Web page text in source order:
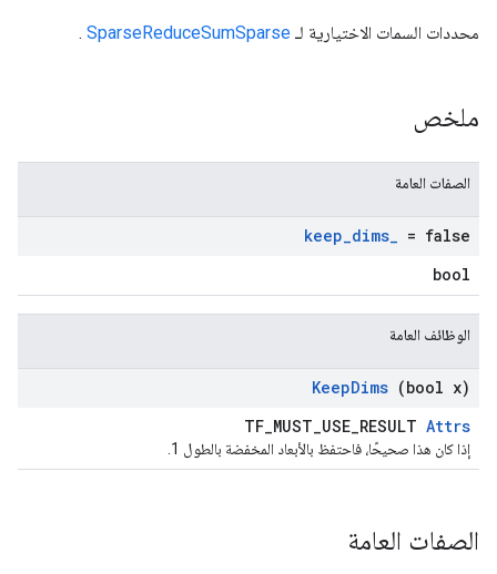
محددات السمات الاختيارية لـ SparseReduceSumSparse
.
ملخص
الصفات العامة
keep_dims_ = false
bool
الوظائف العامة
KeepDims (bool x)
TF_MUST_USE_RESULT Attrs
إذا كان هذا صحيحًا، فاحتفظ بالأبعاد المخفضة بالطول 1.
الصفات العامة